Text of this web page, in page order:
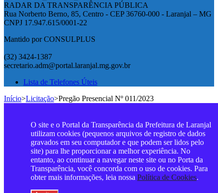
RADAR DA TRANSPARÊNCIA PÚBLICA
Rua Norberto Berno, 85, Centro - CEP 36760-000 - Laranjal – MG
CNPJ 17.947.615/0001-22
Mantido por CONSULPLUS
(32) 3424-1387
secretario.adm@portal.laranjal.mg.gov.br
Lista de Telefones Úteis
Início>Licitação>Pregão Presencial Nº 011/2023
O site e o Portal da Transparência da Prefeitura de Laranjal
utilizam cookies (pequenos arquivos de registro de dados
gravados em seu computador e que podem ser lidos pelo
site) para lhe proporcionar a melhor experiência. No
entanto, ao continuar a navegar neste site ou no Porta da
Transparência, você concorda com o uso de cookies. Para
obter mais informações, leia nossa Política de Cookies.